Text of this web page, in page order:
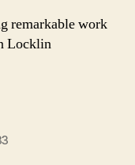
remarkable work
Locklin